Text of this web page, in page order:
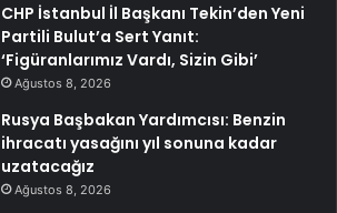
CHP İstanbul İl Başkanı Tekin’den Yeni
Partili Bulut’a Sert Yanıt:
‘Figüranlarımız Vardı, Sizin Gibi’
Ağustos 8, 2026
Rusya Başbakan Yardımcısı: Benzin
ihracatı yasağını yıl sonuna kadar
uzatacağız
Ağustos 8, 2026